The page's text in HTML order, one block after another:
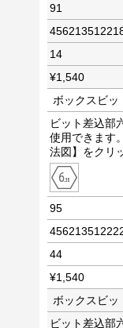
91
14
¥1,540
ボックスビッ
ビット差込部
使用できます
法図】をクリ
95
44
¥1,540
ボックスビッ
ビット差込部